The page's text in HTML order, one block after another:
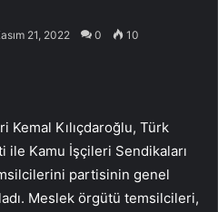
21, 2022 0 10
Kemal Kılıçdaroğlu, Türk
Kamu İşçileri Sendikaları
partisinin genel
Meslek örgütü temsilcileri,